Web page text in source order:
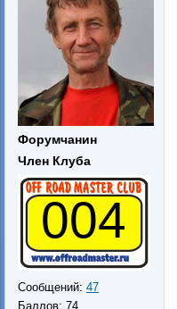
Форумчанин
Член Клуба
004
Сообщений: 47
Баллов: 74